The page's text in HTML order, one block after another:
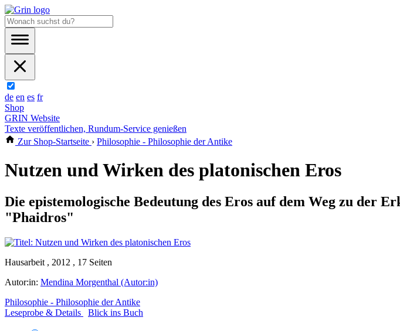
de en es fr
Shop
GRIN Website
Texte veröffentlichen, Rundum-Service genießen
Zur Shop-Startseite › Philosophie - Philosophie der Antike
Nutzen und Wirken des platonischen Eros
Die epistemologische Bedeutung des Eros auf dem Weg zu der
"Phaidros"
Hausarbeit , 2012 , 17 Seiten
Autor:in: Mendina Morgenthal (Autor:in)
Philosophie - Philosophie der Antike
Leseprobe & Details
Blick ins Buch